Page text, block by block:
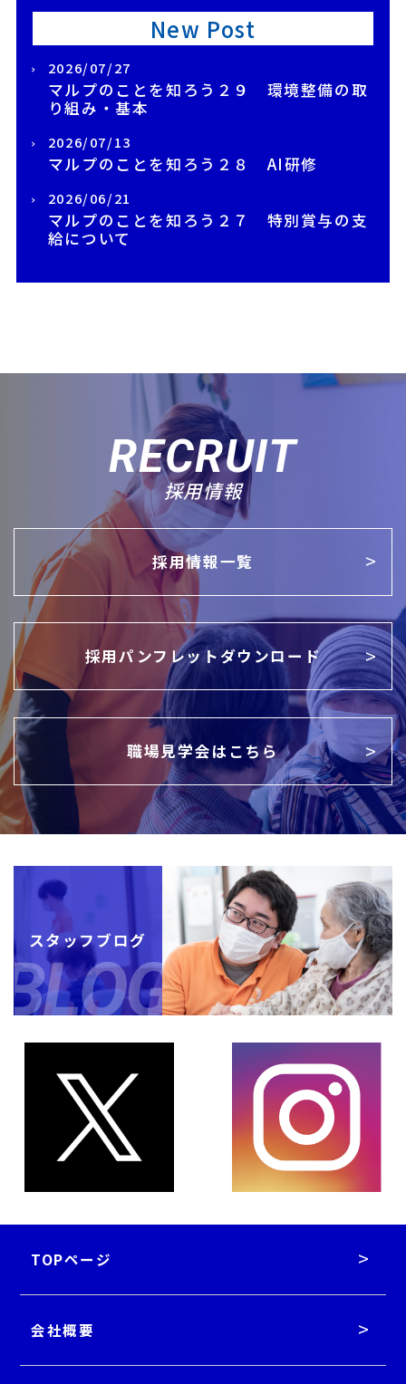
New Post
2026/07/27
マルプのことを知ろう２９ 環境整備の取
り組み・基本
2026/07/13
マルプのことを知ろう２８ AI研修
2026/06/21
マルプのことを知ろう２７ 特別賞与の支
給について
RECRUIT
採用情報
採用情報一覧
採用パンフレットダウンロード
職場見学会はこちら
スタッフブログ
TOPページ
会社概要